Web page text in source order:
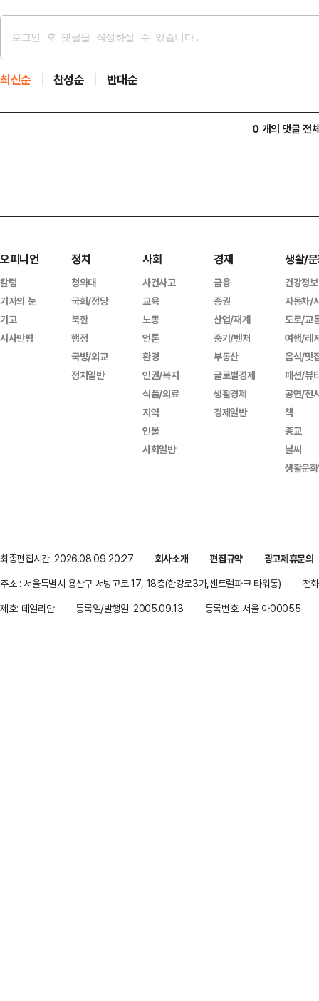
최신순 찬성순 반대순
0 개의 댓글 전
오피니언
칼럼
기자의 눈
기고
시사만평
정치
청와대
국회/정당
북한
행정
국방/외교
정치일반
사회
사건사고
교육
노동
언론
환경
인권/복지
식품/의료
지역
인물
사회일반
경제
금융
증권
산업/재계
중기/벤처
부동산
글로벌경제
생활경제
경제일반
생활/
건강정보
자동차/
도로/교
여행/레
음식/맛
패션/뷰
공연/전
책
종교
날씨
생활문
최종편집시간: 2026.08.09 20:27 회사소개 편집규약
광고제휴문의
주소 : 서울특별시 용산구 서빙고로 17, 18층(한강로3가,센트럴파크 타워동)
전
제호: 데일리안
등록일/발행일: 2005.09.13 등록번호: 서울 아00055